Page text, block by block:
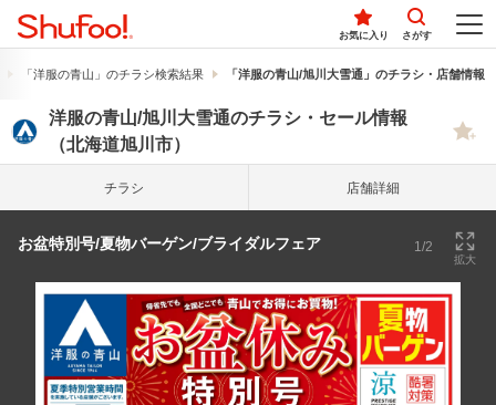
お気に入り さがす
「洋服の青山」のチラシ検索結果 「洋服の青山/旭川大雪通」のチラシ・店舗情報
洋服の青山/旭川大雪通のチラシ・セール情報
（北海道旭川市）
チラシ 店舗詳細
お盆特別号/夏物バーゲン/ブライダルフェア 1/2
拡大